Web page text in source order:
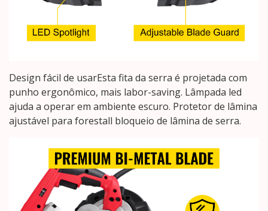
Design fácil de usarEsta fita da serra é projetada com
punho ergonômico, mais labor-saving. Lâmpada led
ajuda a operar em ambiente escuro. Protetor de lâmina
ajustável para forestall bloqueio de lâmina de serra.